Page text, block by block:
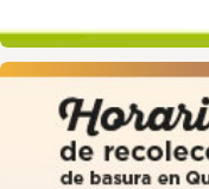
quilmes